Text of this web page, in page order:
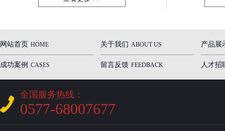
网站首页 HOME 关于我们 ABOUT US 产品展
成功案例 CASES 留言反馈 FEEDBACK 人才招
全国服务热线：
0577-68007677